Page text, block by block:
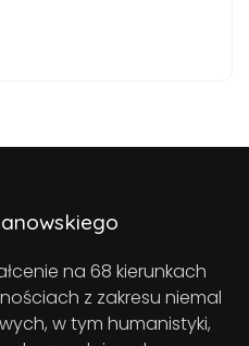
na 68 kierunkach
z zakresu niemal
w tym humanistyki,